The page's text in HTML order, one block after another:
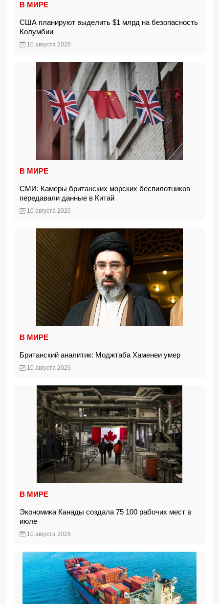
В МИРЕ
США планируют выделить $1 млрд на безопасность
Колумбии
10 августа 2026
В МИРЕ
СМИ: Камеры британских морских беспилотников
передавали данные в Китай
10 августа 2026
В МИРЕ
Британский аналитик: Моджтаба Хаменеи умер
10 августа 2026
В МИРЕ
Экономика Канады создала 75 100 рабочих мест в
июле
10 августа 2026